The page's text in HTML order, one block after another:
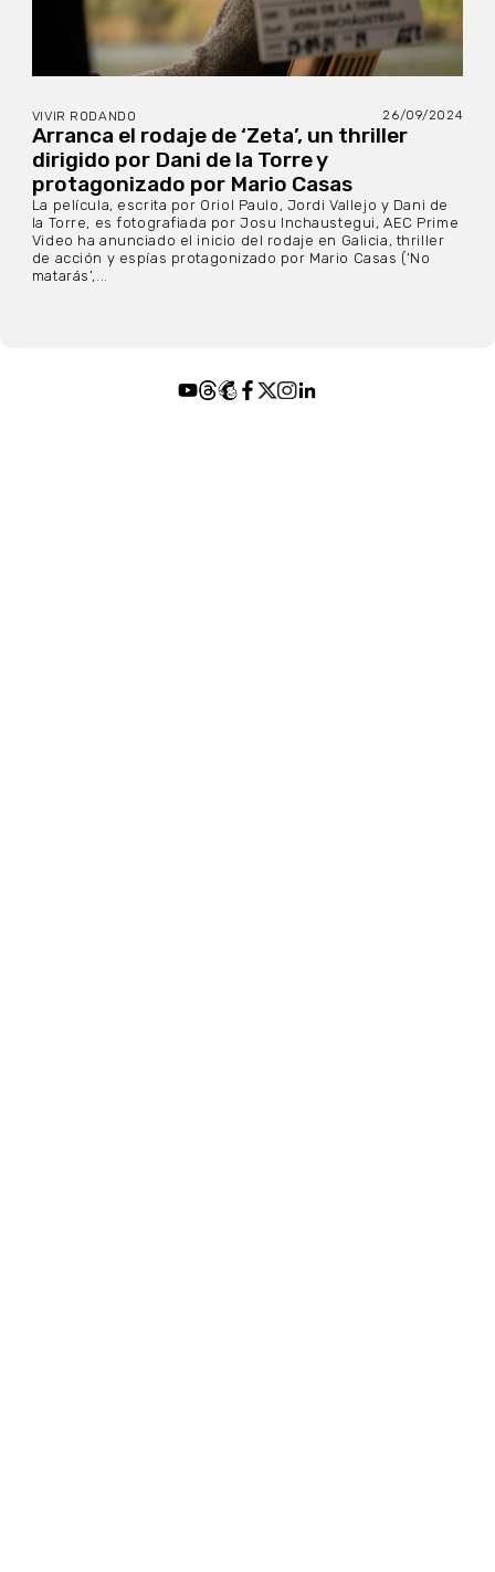
VIVIR RODANDO 26/09/2024
Arranca el rodaje de ‘Zeta’, un thriller
dirigido por Dani de la Torre y
protagonizado por Mario Casas
La película, escrita por Oriol Paulo, Jordi Vallejo y Dani de
la Torre, es fotografiada por Josu Inchaustegui, AEC Prime
Video ha anunciado el inicio del rodaje en Galicia, thriller
de acción y espías protagonizado por Mario Casas (‘No
matarás’,...